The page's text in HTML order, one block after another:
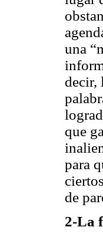
una “
decir,
que
para
de
2-La